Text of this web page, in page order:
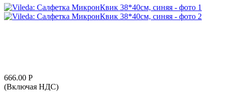
666.00 Р
(Включая НДС)